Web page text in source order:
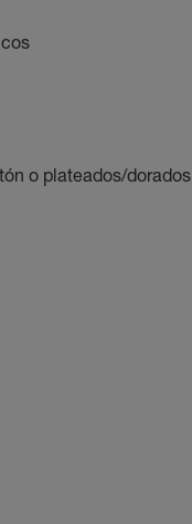
o plateados/dorados